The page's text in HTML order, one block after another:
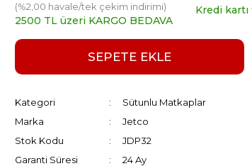
(%2,00 havale/tek çekim indirimi)
2500 TL üzeri KARGO BEDAVA
Kredi
SEPETE EKLE
Kategori
Sütunlu Matkaplar
Marka
Jetco
Stok Kodu
JDP32
Garanti Süresi
24 Ay